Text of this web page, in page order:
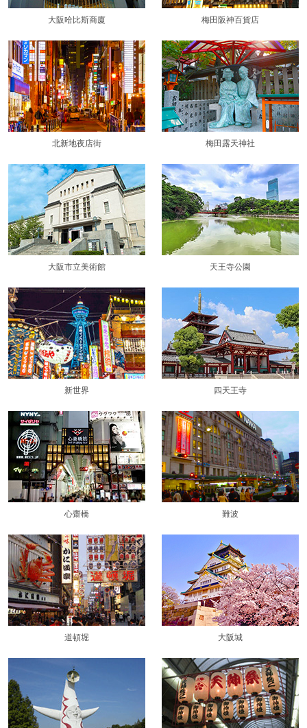
大阪哈比斯商廈 梅田阪神百貨店
北新地夜店街 梅田露天神社
大阪市立美術館 天王寺公園
新世界 四天王寺
心齋橋 難波
道頓堀 大阪城